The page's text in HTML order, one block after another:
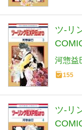
ツ-リ
河惣益
155
ツ-リ